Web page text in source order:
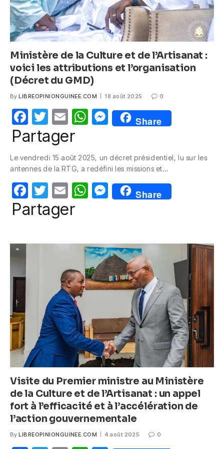
Ministère de la Culture et de l’Artisanat :
voici les attributions et l’organisation
(Décret du GMD)
By LIBREOPINIONGUINEE.COM 18 août 2025 0
F
a
e
b
o
o
T
w
itt
er
E
m
W
s
A
p
M
e
e
n
g
Share
Partager
Le vendredi 15 août 2025, un décret présidentiel, lu sur les
antennes de la RTG, a redéfini les missions et…
F
a
T
w
itt
E
m
W
A
p
p
M
e
n
g
er
Share
Partager
Visite du Premier ministre au Ministère
de la Culture et de l’Artisanat : un appel
fort à l’efficacité et à l’accélération de
l’action gouvernementale
By LIBREOPINIONGUINEE.COM 4 août 2025 0